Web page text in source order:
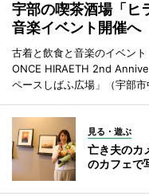
宇部の喫茶酒場「
音楽イベント開催へ
古着と飲食と音楽のイベン
ONCE HIRAETH 2nd
ペースしばふ広場」（宇部市
見る・遊ぶ
亡き夫のカ
のカフェで